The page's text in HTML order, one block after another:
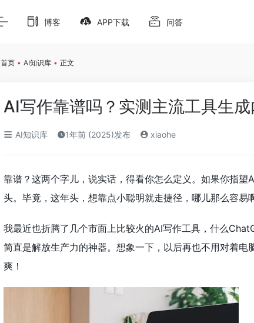
博客 APP下载 问答
首页 • AI知识库 • 正文
AI写作靠谱吗？实测主流工具生
AI知识库 1年前 (2025)发布 xiaohe
靠谱？这两个字儿，说实话，得看你怎么定义。如果你指
头。毕竟，这年头，想靠点小聪明就走捷径，哪儿那么容易
我最近也折腾了几个市面上比较火的AI写作工具，什么
简直是解放生产力的神器。想象一下，以后再也不用对着
爽！